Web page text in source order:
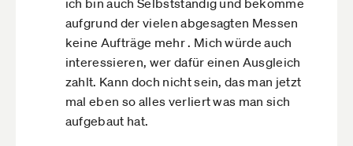
ich bin auch Selbstständig und bekomme
aufgrund der vielen abgesagten Messen
keine Aufträge mehr . Mich würde auch
interessieren, wer dafür einen Ausgleich
zahlt. Kann doch nicht sein, das man jetzt
mal eben so alles verliert was man sich
aufgebaut hat.